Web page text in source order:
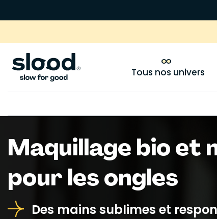
Tous nos univers
Maquillage bio et
pour les ongles
Des mains sublimes et